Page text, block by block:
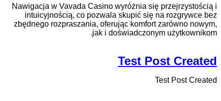
Nawigacja w Vavada Casino wyróżnia się przejrzystością i
intuicyjnością, co pozwala skupić się na rozgrywce bez
zbędnego rozpraszania, oferując komfort zarówno nowym,
jak i doświadczonym użytkownikom.
Test Post Created
Test Post Created